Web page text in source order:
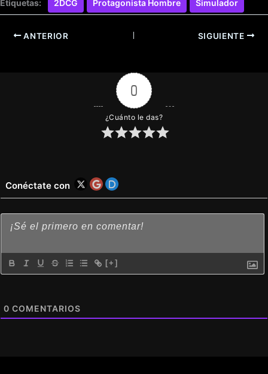
Etiquetas: 2DCG Protagonista Hombre Simulador
ANTERIOR SIGUIENTE
0
¿Cuánto le das?
Conéctate con
[+]
0 COMENTARIOS